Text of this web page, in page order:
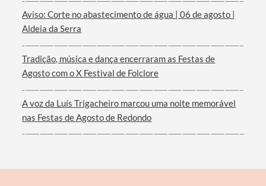
Aviso: Corte no abastecimento de água | 06 de agosto |
Aldeia da Serra
Tradição, música e dança encerraram as Festas de
Agosto com o X Festival de Folclore
A voz da Luís Trigacheiro marcou uma noite memorável
nas Festas de Agosto de Redondo